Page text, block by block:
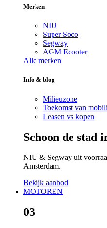
Merken
NIU
Super Soco
Segway
AGM Ecooter
Alle merken
Info & blog
Milieuzone
Toekomst van
Leasen vs kopen
Schoon de stad
NIU & Segway uit
Amsterdam.
Bekijk aanbod
MOTOREN
03